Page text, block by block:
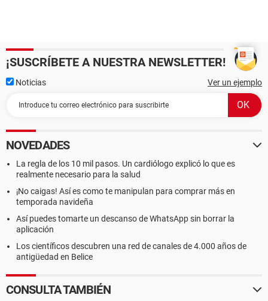
¡SUSCRÍBETE A NUESTRA NEWSLETTER!
Noticias Ver un ejemplo
NOVEDADES
La regla de los 10 mil pasos. Un cardiólogo explicó lo que es
realmente necesario para la salud
¡No caigas! Así es como te manipulan para comprar más en
temporada navideña
Así puedes tomarte un descanso de WhatsApp sin borrar la
aplicación
Los científicos descubren una red de canales de 4.000 años de
antigüedad en Belice
CONSULTA TAMBIÉN